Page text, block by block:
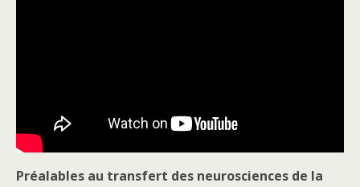
Préalables au transfert des neurosciences de la